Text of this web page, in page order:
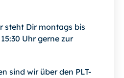
steht Dir montags bis
Uhr gerne zur
sind wir über den PLT-